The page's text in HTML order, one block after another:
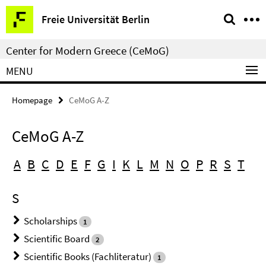
Springe
direkt
zu
Inhalt
Freie Universität Berlin
Service
Navigation
Center for Modern Greece (CeMoG)
MENU
Homepage CeMoG A-Z
CeMoG A-Z
A B C D E F G I K L M N O P R S T
S
Scholarships 1
Scientific Board 2
Scientific Books (Fachliteratur) 1